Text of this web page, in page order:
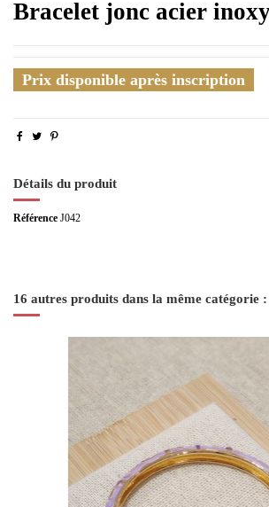
Bracelet jonc acier
Prix disponible après inscription
Détails du produit
Référence J042
16 autres produits dans la même catégorie :